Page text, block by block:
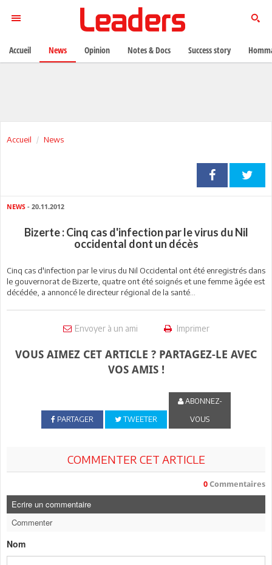
Accueil News
NEWS - 20.11.2012
Bizerte : Cinq cas d'infection par le virus du Nil
occidental dont un décès
Cinq cas d'infection par le virus du Nil Occidental ont été enregistrés dans
le gouvernorat de Bizerte, quatre ont été soignés et une femme âgée est
décédée, a annoncé le directeur régional de la santé…
Envoyer à un ami Imprimer
VOUS AIMEZ CET ARTICLE ? PARTAGEZ-LE AVEC
VOS AMIS !
PARTAGER TWEETER
ABONNEZ-
VOUS
COMMENTER CET ARTICLE
0 Commentaires
Ecrire un commentaire
Commenter
Nom
Accueil News Opinion Notes & Docs Success story